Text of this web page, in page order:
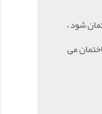
شود ،
می